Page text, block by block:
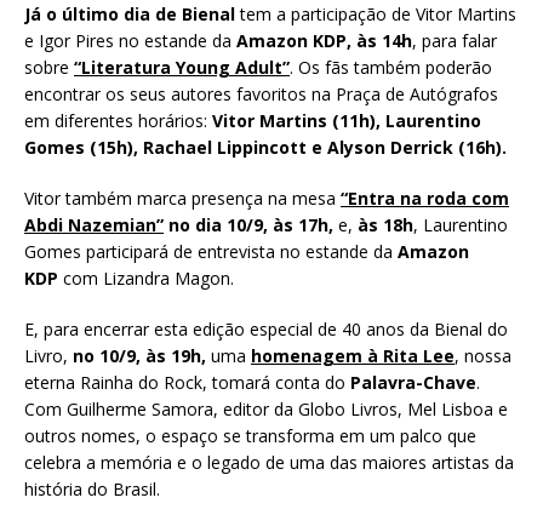
Já o último dia de Bienaltem a participação de Vitor Martins
e Igor Pires no estande da Amazon KDP, às 14h, para falar
sobre “Literatura Young Adult”. Os fãs também poderão
encontrar os seus autores favoritos na Praça de Autógrafos
em diferentes horários: Vitor Martins (11h), Laurentino
Gomes (15h), Rachael Lippincott e Alyson Derrick (16h).
Vitor também marca presença na mesa “Entra na roda com
Abdi Nazemian” no dia 10/9, às 17h, e, às 18h, Laurentino
Gomes participará de entrevista no estande da Amazon
KDP com Lizandra Magon.
E, para encerrar esta edição especial de 40 anos da Bienal do
Livro, no 10/9, às 19h, uma homenagem à Rita Lee, nossa
eterna Rainha do Rock, tomará conta do Palavra-Chave.
Com Guilherme Samora, editor da Globo Livros, Mel Lisboa e
outros nomes, o espaço se transforma em um palco que
celebra a memória e o legado de uma das maiores artistas da
história do Brasil.